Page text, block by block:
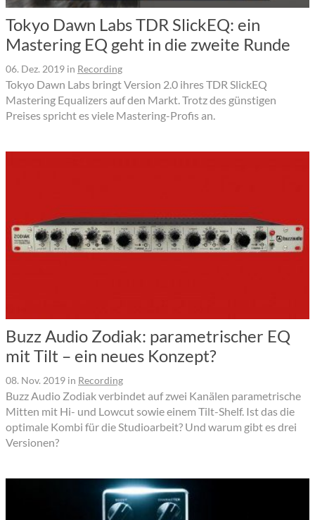
Tokyo Dawn Labs TDR SlickEQ: ein
Mastering EQ geht in die zweite Runde
06. Dez. 2019 in Recording
Tokyo Dawn Labs bringt Version 2.0 ihres TDR SlickEQ
Mastering Equalizers auf den Markt. Trotz des günstigen
Preises spricht es viele Mastering-Profis an.
Buzz Audio Zodiak: parametrischer EQ
mit Tilt – ein neues Konzept?
08. Nov. 2019 in Recording
Buzz Audio Zodiak verbindet auf zwei Kanälen parametrische
Mitten mit Hi- und Lowcut sowie einem Tilt-Shelf. Ist das die
optimale Kombi für die Studioarbeit? Und warum gibt es drei
Versionen?